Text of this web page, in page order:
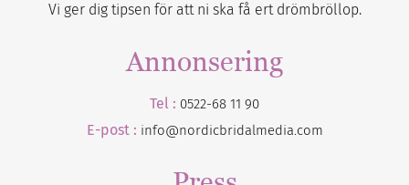
Vi ger dig tipsen för att ni ska få ert drömbröllop.
Annonsering
Tel : 0522-68 11 90
E-post : info@nordicbridalmedia.com